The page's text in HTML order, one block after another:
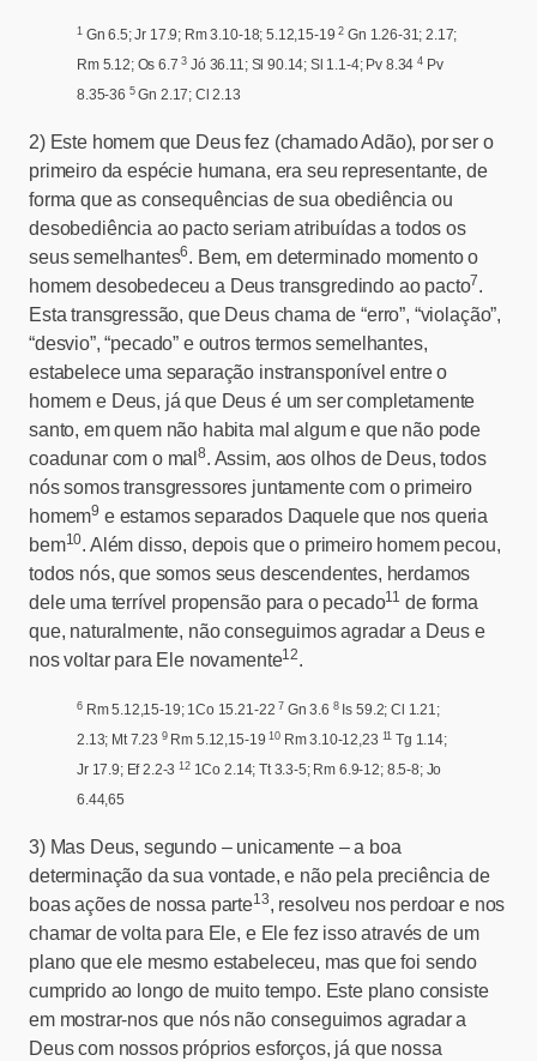
1Gn 6.5; Jr 17.9; Rm 3.10-18; 5.12,15-192 Gn 1.26-31; 2.17;
Rm 5.12; Os 6.73 Jó 36.11; Sl 90.14; Sl 1.1-4; Pv 8.344Pv
8.35-36 5Gn 2.17; Cl 2.13
2)Este homem que Deus fez (chamado Adão), por ser o
primeiro da espécie humana, era seu representante, de
forma que as consequências de sua obediência ou
desobediência ao pacto seriam atribuídas a todos os
seus semelhantes6. Bem, em determinado momento o
homem desobedeceu a Deus transgredindo ao pacto7.
Esta transgressão, que Deus chama de “erro”, “violação”,
“desvio”, “pecado” e outros termos semelhantes,
estabelece uma separação instransponível entre o
homem e Deus, já que Deus é um ser completamente
santo, em quem não habita mal algum e que não pode
coadunar com o mal8. Assim, aos olhos de Deus, todos
nós somos transgressores juntamente com o primeiro
homem9 e estamos separados Daquele que nos queria
bem10. Além disso, depois que o primeiro homem pecou,
todos nós, que somos seus descendentes, herdamos
dele uma terrível propensão para o pecado11 de forma
que, naturalmente, não conseguimos agradar a Deus e
nos voltar para Ele novamente12.
6Rm 5.12,15-19; 1Co 15.21-22 7 Gn 3.6 8Is 59.2; Cl 1.21;
2.13; Mt 7.23 9Rm 5.12,15-1910Rm 3.10-12,23 11 Tg 1.14;
Jr 17.9; Ef 2.2-3121Co 2.14; Tt 3.3-5; Rm 6.9-12; 8.5-8; Jo
6.44,65
3)Mas Deus, segundo – unicamente – a boa
determinação da sua vontade, e não pela preciência de
boas ações de nossa parte13, resolveu nos perdoar e nos
chamar de volta para Ele, e Ele fez isso através de um
plano que ele mesmo estabeleceu, mas que foi sendo
cumprido ao longo de muito tempo. Este plano consiste
em mostrar-nos que nós não conseguimos agradar a
Deus com nossos próprios esforços, já que nossa